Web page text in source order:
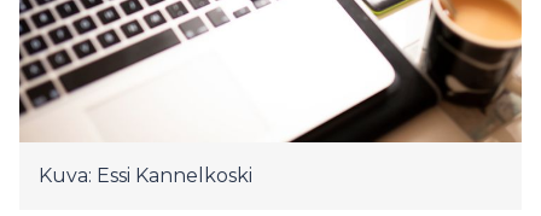
Kuva: Essi Kannelkoski